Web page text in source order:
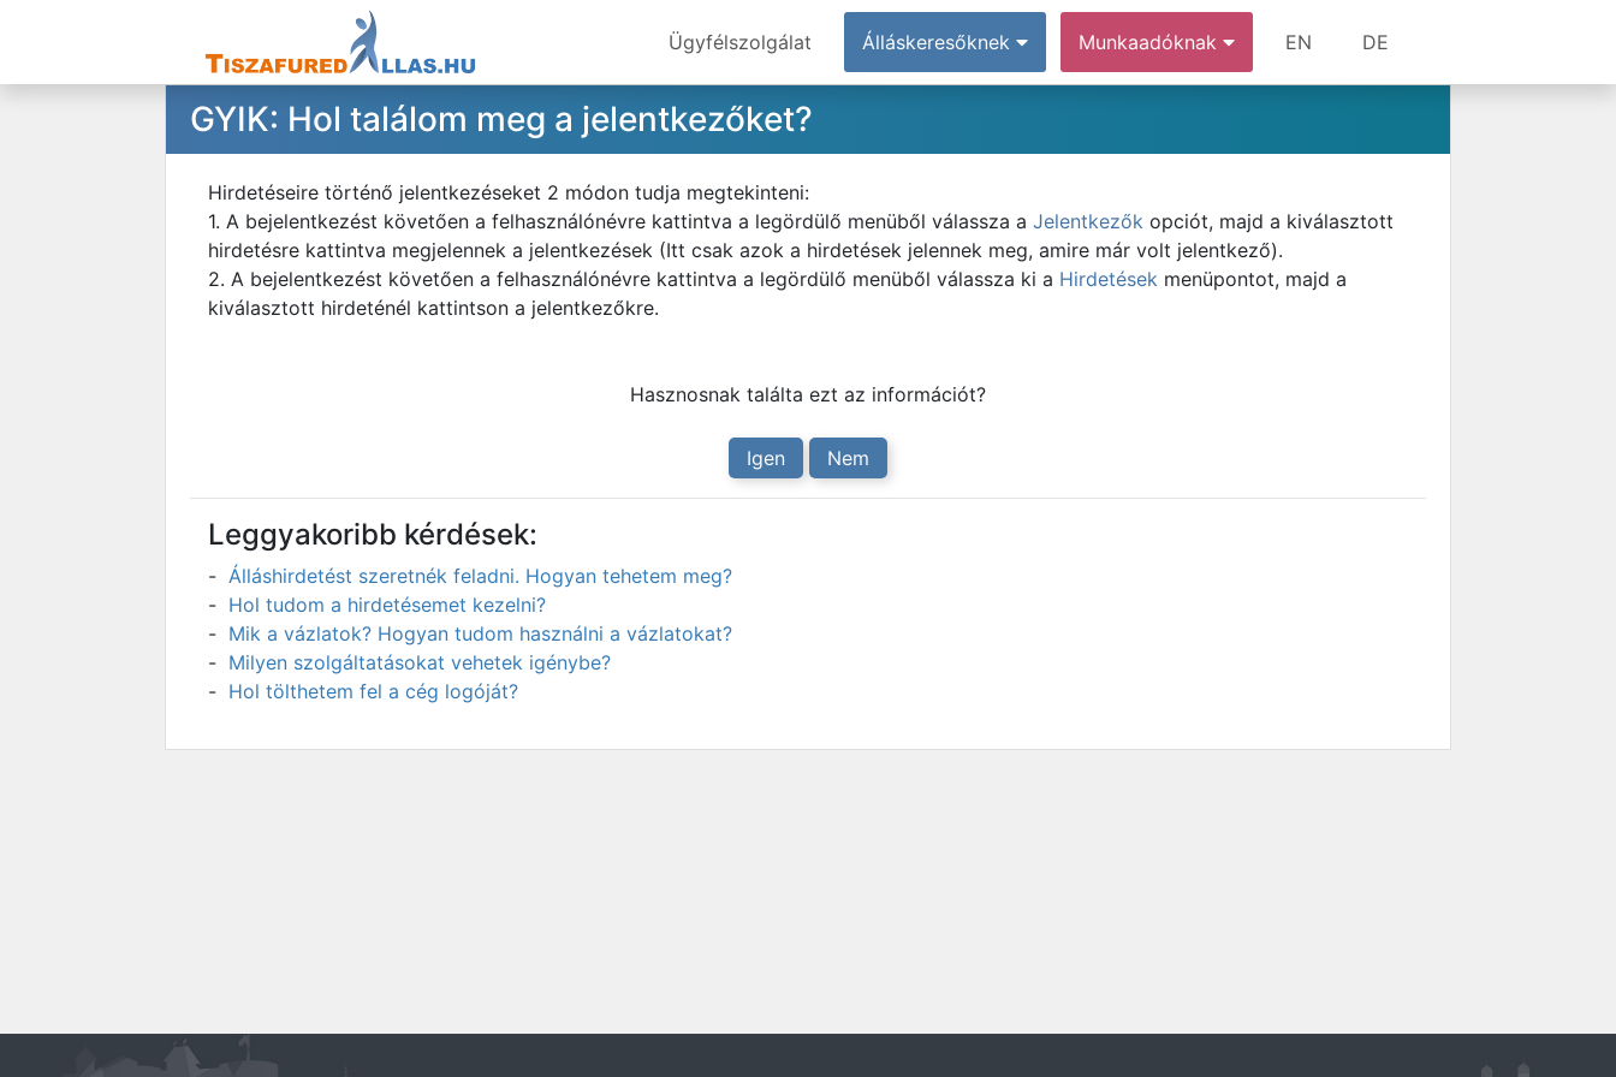
Ügyfélszolgálat Álláskeresőknek Munkaadóknak EN DE
GYIK: Hol találom meg a jelentkezőket?
Hirdetéseire történő jelentkezéseket 2 módon tudja megtekinteni:
1. A bejelentkezést követően a felhasználónévre kattintva a legördülő menüből válassza a Jelentkezők opciót, majd a kiválasztott
hirdetésre kattintva megjelennek a jelentkezések (Itt csak azok a hirdetések jelennek meg, amire már volt jelentkező).
2. A bejelentkezést követően a felhasználónévre kattintva a legördülő menüből válassza ki a Hirdetések menüpontot, majd a
kiválasztott hirdeténél kattintson a jelentkezőkre.
Hasznosnak találta ezt az információt?
Igen Nem
Leggyakoribb kérdések:
Álláshirdetést szeretnék feladni. Hogyan tehetem meg?
Hol tudom a hirdetésemet kezelni?
Mik a vázlatok? Hogyan tudom használni a vázlatokat?
Milyen szolgáltatásokat vehetek igénybe?
Hol tölthetem fel a cég logóját?